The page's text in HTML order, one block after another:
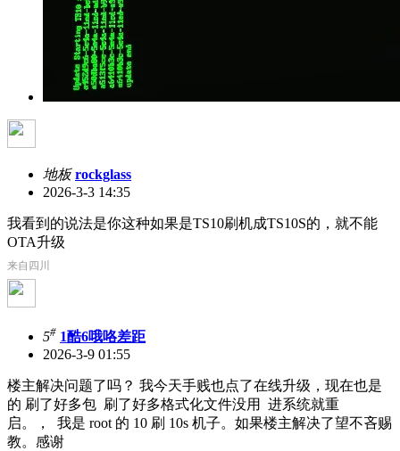
地板 rockglass
2026-3-3 14:35
我看到的说法是你这种如果是TS10刷机成TS10S的，就不能
OTA升级
来自四川
5# 1酷6哦咯差距
2026-3-9 01:55
楼主解决问题了吗？ 我今天手贱也点了在线升级，现在也是
的 刷了好多包 刷了好多格式化文件没用 进系统就重
启。， 我是 root 的 10 刷 10s 机子。如果楼主解决了望不吝赐
教。感谢